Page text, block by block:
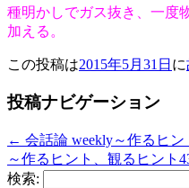
種明かしでガス抜き、一度
加える。
この投稿は2015年5月31日 に
投稿ナビゲーション
← 会話論 weekly～作るヒン
～作るヒント、観るヒント
検索: